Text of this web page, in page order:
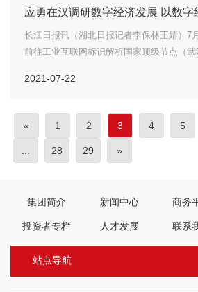
应勇在汉调研数字经济发展 以数字
长江日报讯（湖北日报记者李保林王婧）7
前往工业互联网标识解析国家顶级节点（武
技有限公司等调研数字经济发展。应勇强调
2021-07-22
« 1 2 3 4 5
28 29 »
集团简介 新闻中心 商务
投资者专栏 人才发展 联系